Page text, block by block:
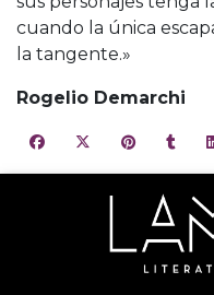
cuando la única
la tangente.»
Rogelio Demarchi